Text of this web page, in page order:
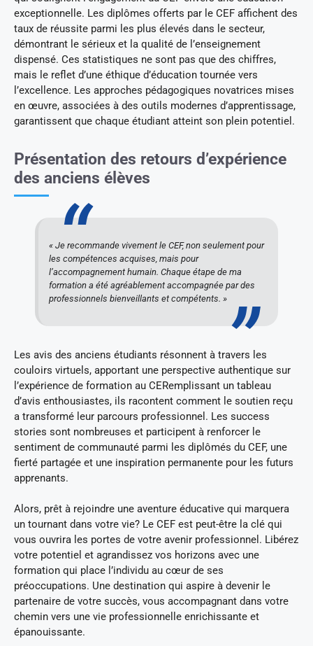
exceptionnelle. Les diplômes offerts par le CEF affichent des
taux de réussite parmi les plus élevés dans le secteur,
démontrant le sérieux et la qualité de l’enseignement
dispensé. Ces statistiques ne sont pas que des chiffres,
mais le reflet d’une éthique d’éducation tournée vers
l’excellence. Les approches pédagogiques novatrices mises
en œuvre, associées à des outils modernes d’apprentissage,
garantissent que chaque étudiant atteint son plein potentiel.
Présentation des retours d’expérience
des anciens élèves
« Je recommande vivement le CEF, non seulement pour
les compétences acquises, mais pour
l’accompagnement humain. Chaque étape de ma
formation a été agréablement accompagnée par des
professionnels bienveillants et compétents. »
Les avis des anciens étudiants résonnent à travers les
couloirs virtuels, apportant une perspective authentique sur
l’expérience de formation au CERemplissant un tableau
d’avis enthousiastes, ils racontent comment le soutien reçu
a transformé leur parcours professionnel. Les success
stories sont nombreuses et participent à renforcer le
sentiment de communauté parmi les diplômés du CEF, une
fierté partagée et une inspiration permanente pour les futurs
apprenants.
Alors, prêt à rejoindre une aventure éducative qui marquera
un tournant dans votre vie? Le CEF est peut-être la clé qui
vous ouvrira les portes de votre avenir professionnel. Libérez
votre potentiel et agrandissez vos horizons avec une
formation qui place l’individu au cœur de ses
préoccupations. Une destination qui aspire à devenir le
partenaire de votre succès, vous accompagnant dans votre
chemin vers une vie professionnelle enrichissante et
épanouissante.